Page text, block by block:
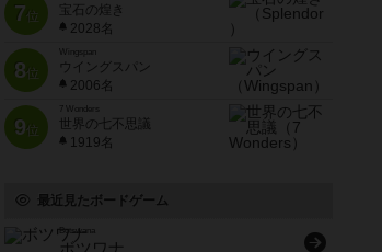
7位
宝石の煌き
2028名
8位
Wingspan
ウイングスパン
2006名
9位
7 Wonders
世界の七不思議
1919名
最近見たボードゲーム
Botswana